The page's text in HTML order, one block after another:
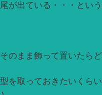
尾が出ている・・・とい
そのまま飾って置いたら
型を取っておきたいくら